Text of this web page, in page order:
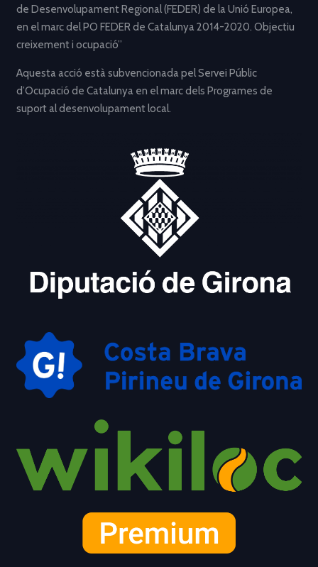
de Desenvolupament Regional (FEDER) de la Unió Europea,
en el marc del PO FEDER de Catalunya 2014-2020. Objectiu
creixement i ocupació”
Aquesta acció està subvencionada pel Servei Públic
d’Ocupació de Catalunya en el marc dels Programes de
suport al desenvolupament local.